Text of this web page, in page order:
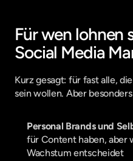
Für wen lohnen
Social Media
Kurz gesagt: für fast alle,
sein wollen. Aber
Personal Brands und
für Content haben, aber
Wachstum entscheidet